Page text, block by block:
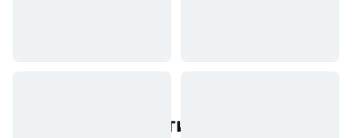
Популярные активы реального